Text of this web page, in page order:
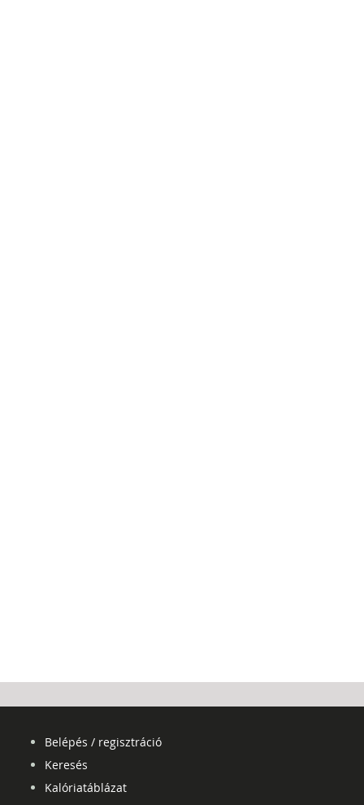
Belépés / regisztráció
Keresés
Kalóriatáblázat